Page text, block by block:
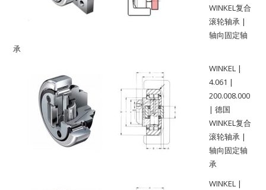
WINKEL复合
滚轮轴承 |
轴向固定轴
承
WINKEL |
4.061 |
200.008.000
| 德国
WINKEL复合
滚轮轴承 |
轴向固定轴
承
WINKEL |